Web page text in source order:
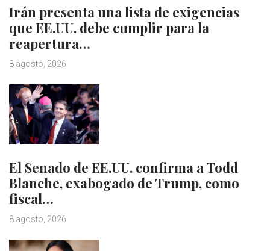
Irán presenta una lista de exigencias
que EE.UU. debe cumplir para la
reapertura…
8 agosto, 2026
El Senado de EE.UU. confirma a Todd
Blanche, exabogado de Trump, como
fiscal…
8 agosto, 2026